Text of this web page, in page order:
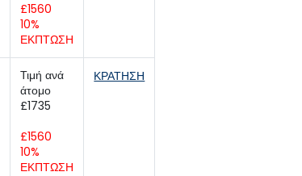
£1560
10%
ΕΚΠΤΩΣΗ
Τιμή ανά
άτομο
£1560
10%
ΕΚΠΤΩΣΗ
ΚΡΑΤΗΣΗ